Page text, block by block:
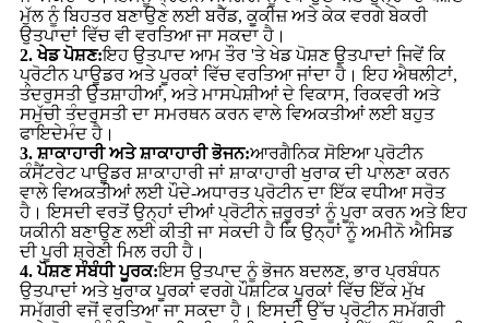
ਮੁੱਲ ਨੂੰ ਬਿਹਤਰ ਬਣਾਉਣ ਲਈ ਬਰੈੱਡ, ਕੂਕੀਜ਼ ਅਤੇ ਕੇਕ ਵਰਗੇ ਬੇਕਰੀ
ਉਤਪਾਦਾਂ ਵਿੱਚ ਵੀ ਵਰਤਿਆ ਜਾ ਸਕਦਾ ਹੈ।
2. ਖੇਡ ਪੋਸ਼ਣ:ਇਹ ਉਤਪਾਦ ਆਮ ਤੌਰ 'ਤੇ ਖੇਡ ਪੋਸ਼ਣ ਉਤਪਾਦਾਂ ਜਿਵੇਂ ਕਿ
ਪ੍ਰੋਟੀਨ ਪਾਊਡਰ ਅਤੇ ਪੂਰਕਾਂ ਵਿੱਚ ਵਰਤਿਆ ਜਾਂਦਾ ਹੈ। ਇਹ ਐਥਲੀਟਾਂ,
ਤੰਦਰੁਸਤੀ ਉਤਸ਼ਾਹੀਆਂ, ਅਤੇ ਮਾਸਪੇਸ਼ੀਆਂ ਦੇ ਵਿਕਾਸ, ਰਿਕਵਰੀ ਅਤੇ
ਸਮੁੱਚੀ ਤੰਦਰੁਸਤੀ ਦਾ ਸਮਰਥਨ ਕਰਨ ਵਾਲੇ ਵਿਅਕਤੀਆਂ ਲਈ ਬਹੁਤ
ਫਾਇਦੇਮੰਦ ਹੈ।
3. ਸ਼ਾਕਾਹਾਰੀ ਅਤੇ ਸ਼ਾਕਾਹਾਰੀ ਭੋਜਨ:ਆਰਗੈਨਿਕ ਸੋਇਆ ਪ੍ਰੋਟੀਨ
ਕੰਸੈਂਟਰੇਟ ਪਾਊਡਰ ਸ਼ਾਕਾਹਾਰੀ ਜਾਂ ਸ਼ਾਕਾਹਾਰੀ ਖੁਰਾਕ ਦੀ ਪਾਲਣਾ ਕਰਨ
ਵਾਲੇ ਵਿਅਕਤੀਆਂ ਲਈ ਪੌਦੇ-ਅਧਾਰਤ ਪ੍ਰੋਟੀਨ ਦਾ ਇੱਕ ਵਧੀਆ ਸਰੋਤ
ਹੈ। ਇਸਦੀ ਵਰਤੋਂ ਉਨ੍ਹਾਂ ਦੀਆਂ ਪ੍ਰੋਟੀਨ ਜ਼ਰੂਰਤਾਂ ਨੂੰ ਪੂਰਾ ਕਰਨ ਅਤੇ ਇਹ
ਯਕੀਨੀ ਬਣਾਉਣ ਲਈ ਕੀਤੀ ਜਾ ਸਕਦੀ ਹੈ ਕਿ ਉਨ੍ਹਾਂ ਨੂੰ ਅਮੀਨੋ ਐਸਿਡ
ਦੀ ਪੂਰੀ ਸ਼੍ਰੇਣੀ ਮਿਲ ਰਹੀ ਹੈ।
4. ਪੋਸ਼ਣ ਸੰਬੰਧੀ ਪੂਰਕ:ਇਸ ਉਤਪਾਦ ਨੂੰ ਭੋਜਨ ਬਦਲਣ, ਭਾਰ ਪ੍ਰਬੰਧਨ
ਉਤਪਾਦਾਂ ਅਤੇ ਖੁਰਾਕ ਪੂਰਕਾਂ ਵਰਗੇ ਪੌਸ਼ਟਿਕ ਪੂਰਕਾਂ ਵਿੱਚ ਇੱਕ ਮੁੱਖ
ਸਮੱਗਰੀ ਵਜੋਂ ਵਰਤਿਆ ਜਾ ਸਕਦਾ ਹੈ। ਇਸਦੀ ਉੱਚ ਪ੍ਰੋਟੀਨ ਸਮੱਗਰੀ